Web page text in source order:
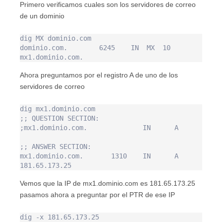
Primero verificamos cuales son los servidores de correo
de un dominio
dig MX dominio.com
dominio.com.        6245    IN  MX  10
Ahora preguntamos por el registro A de uno de los
servidores de correo
dig mx1.dominio.com
;; QUESTION SECTION:
;mx1.dominio.com.              IN      A
;; ANSWER SECTION:
mx1.dominio.com.       1310    IN      A
Vemos que la IP de mx1.dominio.com es 181.65.173.25
pasamos ahora a preguntar por el PTR de ese IP
dig -x 181.65.173.25